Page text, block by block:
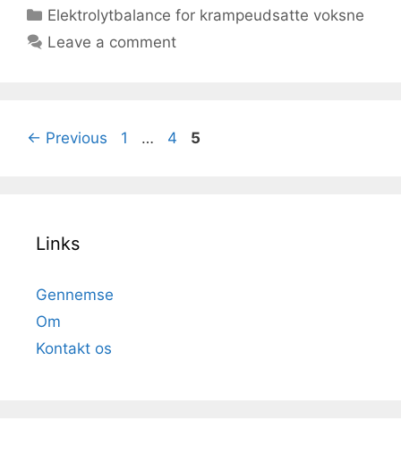
Categories
Elektrolytbalance for krampeudsatte voksne
Leave a comment
← Previous Page
1 … Page
4 Page
5
Links
Gennemse
Om
Kontakt os